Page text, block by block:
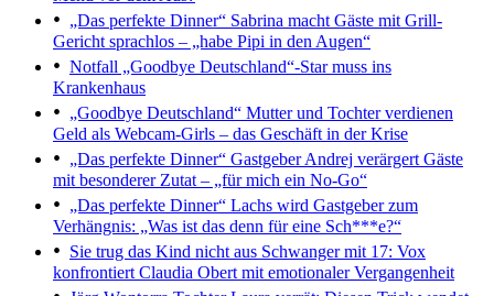
„Das perfekte Dinner“ Sabrina macht Gäste mit Grill-
Gericht sprachlos – „habe Pipi in den Augen“
Notfall „Goodbye Deutschland“-Star muss ins
Krankenhaus
„Goodbye Deutschland“ Mutter und Tochter verdienen
Geld als Webcam-Girls – das Geschäft in der Krise
„Das perfekte Dinner“ Gastgeber Andrej verärgert Gäste
mit besonderer Zutat – „für mich ein No-Go“
„Das perfekte Dinner“ Lachs wird Gastgeber zum
Verhängnis: „Was ist das denn für eine Sch***e?“
Sie trug das Kind nicht aus Schwanger mit 17: Vox
konfrontiert Claudia Obert mit emotionaler Vergangenheit